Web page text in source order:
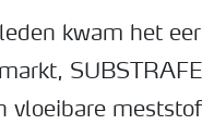
kwam het
vloeibare